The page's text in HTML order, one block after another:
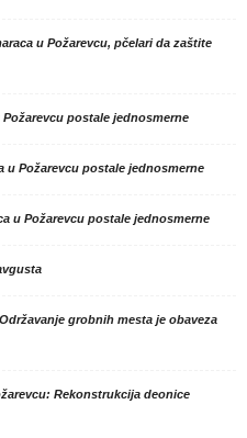
u Požarevcu, pčelari da zaštite
postale jednosmerne
u Požarevcu postale jednosmerne
u Požarevcu postale jednosmerne
grobnih mesta je obaveza
Rekonstrukcija deonice